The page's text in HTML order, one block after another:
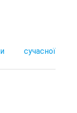
сучасної